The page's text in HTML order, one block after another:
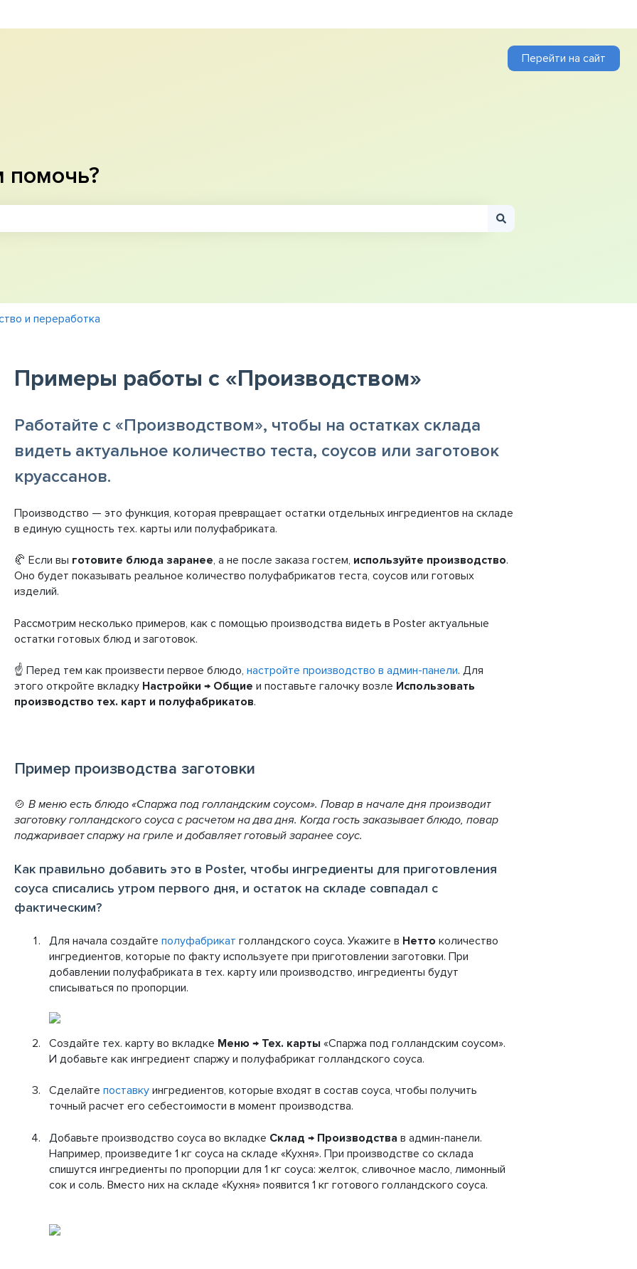
Перейти на сайт
и переработка
Примеры работы с «Производством»
Работайте с «Производством», чтобы на остатках склада
видеть актуальное количество теста, соусов или заготовок
круассанов.
Производство — это функция, которая превращает остатки отдельных ингредиентов на складе
в единую сущность тех. карты или полуфабриката.
🥐 Если вы готовите блюда заранее, а не после заказа гостем, используйте производство.
Оно будет показывать реальное количество полуфабрикатов теста, соусов или готовых
изделий.
Рассмотрим несколько примеров, как с помощью производства видеть в Poster актуальные
остатки готовых блюд и заготовок.
☝️ Перед тем как произвести первое блюдо, настройте производство в админ-панели. Для
этого откройте вкладку Настройки → Общие и поставьте галочку возле Использовать
производство тех. карт и полуфабрикатов.
Пример производства заготовки
🍲 В меню есть блюдо «Спаржа под голландским соусом». Повар в начале дня производит
заготовку голландского соуса с расчетом на два дня. Когда гость заказывает блюдо, повар
поджаривает спаржу на гриле и добавляет готовый заранее соус.
Как правильно добавить это в Poster, чтобы ингредиенты для приготовления
соуса списались утром первого дня, и остаток на складе совпадал с
фактическим?
Для начала создайте полуфабрикат голландского соуса. Укажите в Нетто количество
ингредиентов, которые по факту используете при приготовлении заготовки. При
добавлении полуфабриката в тех. карту или производство, ингредиенты будут
списываться по пропорции.
Создайте тех. карту во вкладке Меню → Тех. карты «Спаржа под голландским соусом».
И добавьте как ингредиент спаржу и полуфабрикат голландского соуса.
Сделайте поставкуингредиентов, которые входят в состав соуса, чтобы получить
точный расчет его себестоимости в момент производства.
Добавьте производство соуса во вкладке Склад → Производства в админ-панели.
Например, произведите 1 кг соуса на складе «Кухня». При производстве со склада
спишутся ингредиенты по пропорции для 1 кг соуса: желток, сливочное масло, лимонный
сок и соль. Вместо них на складе «Кухня» появится 1 кг готового голландского соуса.